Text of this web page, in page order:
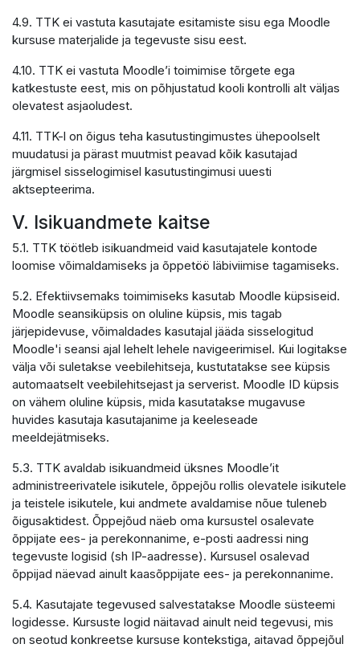
4.9. TTK ei vastuta kasutajate esitamiste sisu ega Moodle
kursuse materjalide ja tegevuste sisu eest.
4.10. TTK ei vastuta Moodle’i toimimise tõrgete ega
katkestuste eest, mis on põhjustatud kooli kontrolli alt väljas
olevatest asjaoludest.
4.11. TTK-l on õigus teha kasutustingimustes ühepoolselt
muudatusi ja pärast muutmist peavad kõik kasutajad
järgmisel sisselogimisel kasutustingimusi uuesti
aktsepteerima.
V. Isikuandmete kaitse
5.1. TTK töötleb isikuandmeid vaid kasutajatele kontode
loomise võimaldamiseks ja õppetöö läbiviimise tagamiseks.
5.2. Efektiivsemaks toimimiseks kasutab Moodle küpsiseid.
Moodle seansiküpsis on oluline küpsis, mis tagab
järjepidevuse, võimaldades kasutajal jääda sisselogitud
Moodle'i seansi ajal lehelt lehele navigeerimisel. Kui logitakse
välja või suletakse veebilehitseja, kustutatakse see küpsis
automaatselt veebilehitsejast ja serverist. Moodle ID küpsis
on vähem oluline küpsis, mida kasutatakse mugavuse
huvides kasutaja kasutajanime ja keeleseade
meeldejätmiseks.
5.3. TTK avaldab isikuandmeid üksnes Moodle’it
administreerivatele isikutele, õppejõu rollis olevatele isikutele
ja teistele isikutele, kui andmete avaldamise nõue tuleneb
õigusaktidest. Õppejõud näeb oma kursustel osalevate
õppijate ees- ja perekonnanime, e-posti aadressi ning
tegevuste logisid (sh IP-aadresse). Kursusel osalevad
õppijad näevad ainult kaasõppijate ees- ja perekonnanime.
5.4. Kasutajate tegevused salvestatakse Moodle süsteemi
logidesse. Kursuste logid näitavad ainult neid tegevusi, mis
on seotud konkreetse kursuse kontekstiga, aitavad õppejõul